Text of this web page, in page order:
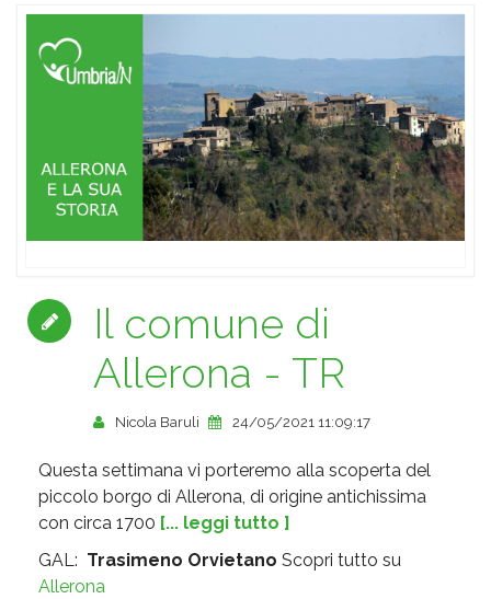
Il comune di
Allerona - TR
Nicola Baruli 24/05/2021 11:09:17
Questa settimana vi porteremo alla scoperta del
piccolo borgo di Allerona, di origine antichissima
con circa 1700 [... leggi tutto ]
GAL: Trasimeno Orvietano Scopri tutto su
Allerona